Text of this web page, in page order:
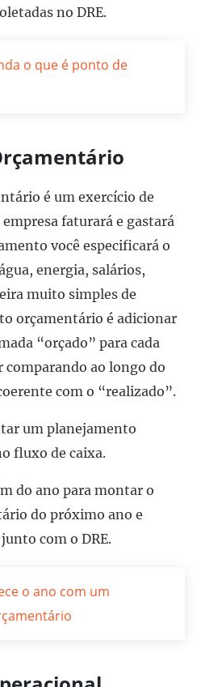
no DRE.
o que é ponto de
é um exercício de
faturará e gastará
você especificará o
energia, salários,
muito simples de
orçamentário é adicionar
“orçado” para cada
comparando ao longo do
com o “realizado”.
um planejamento
fluxo de caixa.
do ano para montar o
do próximo ano e
com o DRE.
o ano com um